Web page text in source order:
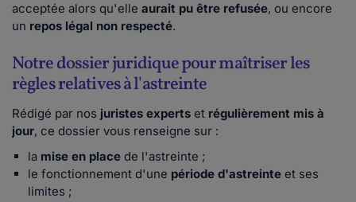
acceptée alors qu'elle aurait pu être refusée, ou encore
un repos légal non respecté.
Notre dossier juridique pour maîtriser les
règles relatives à l'astreinte
Rédigé par nos juristes experts et régulièrement mis à
jour, ce dossier vous renseigne sur :
la mise en place de l'astreinte ;
le fonctionnement d'une période d'astreinte et ses
limites ;